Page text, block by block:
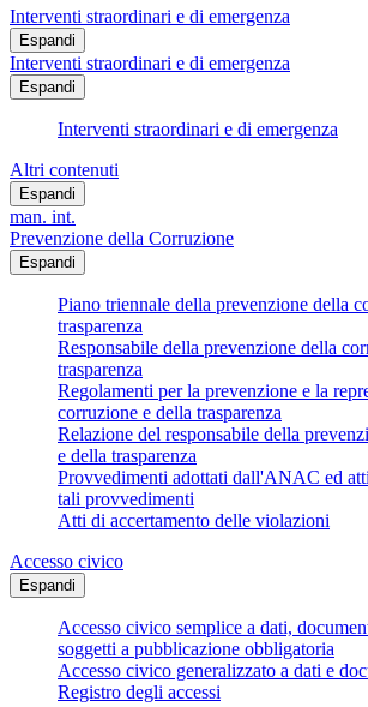
Interventi straordinari e di emergenza
Espandi
Interventi straordinari e di emergenza
Espandi
Interventi straordinari e di emergenza
Altri contenuti
Espandi
man. int.
Prevenzione della Corruzione
Espandi
Piano triennale della prevenzione della
trasparenza
Responsabile della prevenzione della
trasparenza
Regolamenti per la prevenzione e la
corruzione e della trasparenza
Relazione del responsabile della
e della trasparenza
Provvedimenti adottati dall'ANAC ed
tali provvedimenti
Atti di accertamento delle violazioni
Accesso civico
Espandi
Accesso civico semplice a dati,
soggetti a pubblicazione obbligatoria
Accesso civico generalizzato a dati e
Registro degli accessi